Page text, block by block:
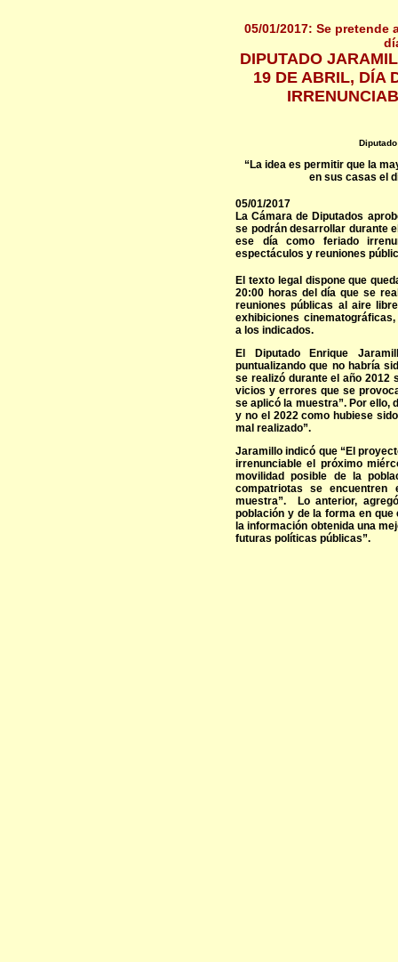
05/01/2017: Se
DIPUTADO
19 DE ABRIL, DÍA
“La idea es permitir que la
en sus casas el
05/01/2017
La Cámara de Diputados
se podrán desarrollar durante
ese día como feriado
espectáculos y reuniones
El texto legal dispone que
20:00 horas del día que se
reuniones públicas al aire
exhibiciones
a los indicados.
El Diputado Enrique
puntualizando que no habría
se realizó durante el año 2012
vicios y errores que se
se aplicó la muestra”. Por ello,
y no el 2022 como hubiese
mal realizado”.
Jaramillo indicó que “El
irrenunciable el próximo
movilidad posible de la
compatriotas se
muestra”. Lo anterior,
población y de la forma en
la información obtenida una
futuras políticas públicas”.